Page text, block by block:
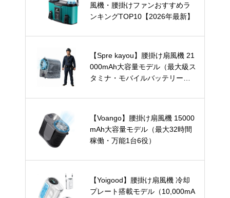
風機・腰掛けファンおすすめラ
ンキングTOP10【2026年最新】
【Spre kayou】腰掛け扇風機 21
000mAh大容量モデル（最大級ス
タミナ・モバイルバッテリー兼
【Voango】腰掛け扇風機 15000
mAh大容量モデル（最大32時間
稼働・万能1台6役）
【Yoigood】腰掛け扇風機 冷却
プレート搭載モデル（10,000mA